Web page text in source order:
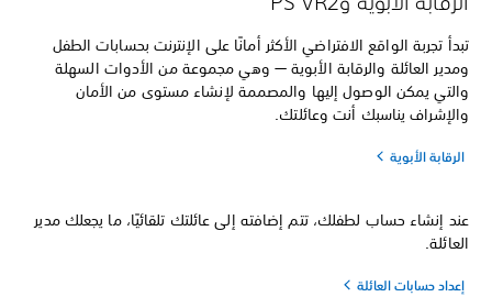
تبدأ تجربة الواقع الافتراضي الأكثر أمانًا على الإنترنت بحسابات الطفل
ومدير العائلة والرقابة الأبوية — وهي مجموعة من الأدوات السهلة
والتي يمكن الوصول إليها والمصممة لإنشاء مستوى من الأمان
والإشراف يناسبك أنت وعائلتك.
الرقابة الأبوية
عند إنشاء حساب لطفلك، تتم إضافته إلى عائلتك تلقائيًا، ما يجعلك مدير
العائلة.
إعداد حسابات العائلة